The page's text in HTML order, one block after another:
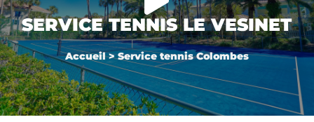
SERVICE TENNIS LE VESINET
Accueil > Service tennis Colombes